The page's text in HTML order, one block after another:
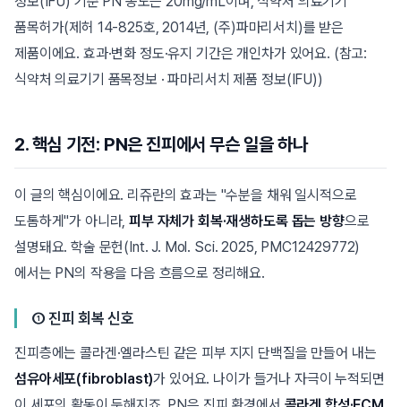
품목허가(제허 14-825호, 2014년, (주)파마리서치)를 받은
제품이에요. 효과·변화 정도·유지 기간은 개인차가 있어요. (참고:
식약처 의료기기 품목정보 · 파마리서치 제품 정보(IFU))
2. 핵심 기전: PN은 진피에서 무슨 일을 하나
이 글의 핵심이에요. 리쥬란의 효과는 "수분을 채워 일시적으로
도톰하게"가 아니라,피부 자체가 회복·재생하도록 돕는 방향으로
설명돼요. 학술 문헌(Int. J. Mol. Sci. 2025, PMC12429772)
에서는 PN의 작용을 다음 흐름으로 정리해요.
① 진피 회복 신호
진피층에는 콜라겐·엘라스틴 같은 피부 지지 단백질을 만들어 내는
섬유아세포(fibroblast)가 있어요. 나이가 들거나 자극이 누적되면